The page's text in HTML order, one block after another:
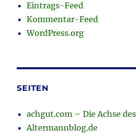
Eintrags-Feed
Kommentar-Feed
WordPress.org
SEITEN
achgut.com – Die Achse
Altermannblog.de